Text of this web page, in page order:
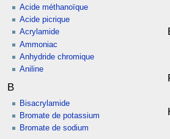
Acide méthanoïque
Acide picrique
Acrylamide
Ammoniac
Anhydride chromique
Aniline
B
Bisacrylamide
Bromate de potassium
Bromate de sodium